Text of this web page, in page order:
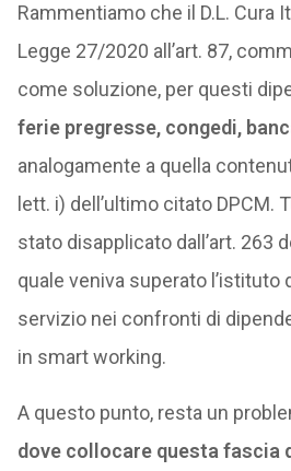
Rammentiamo che il D.L. Cura
Legge 27/2020 all’art. 87,
come soluzione, per questi
ferie pregresse, congedi,
analogamente a quella
lett. i) dell’ultimo citato DPCM.
stato disapplicato dall’art. 263
quale veniva superato l’istituto
servizio nei confronti di
in smart working.
A questo punto, resta un
dove collocare questa fascia